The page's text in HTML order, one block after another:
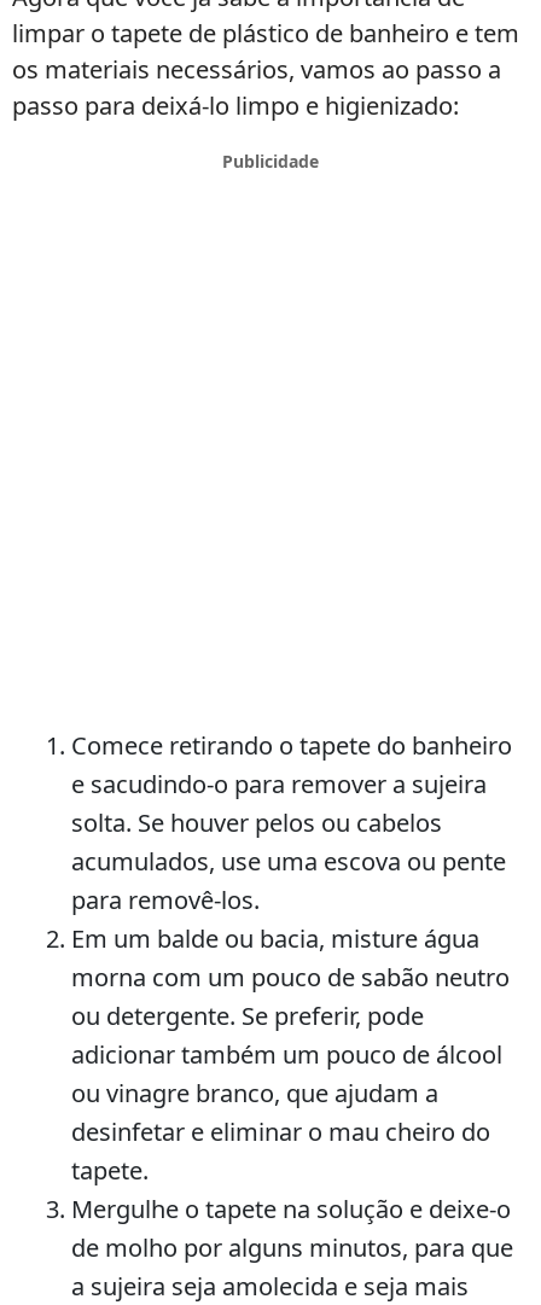
limpar o tapete de plástico de banheiro e tem
os materiais necessários, vamos ao passo a
passo para deixá-lo limpo e higienizado:
Comece retirando o tapete do banheiro
e sacudindo-o para remover a sujeira
solta. Se houver pelos ou cabelos
acumulados, use uma escova ou pente
para removê-los.
Em um balde ou bacia, misture água
morna com um pouco de sabão neutro
ou detergente. Se preferir, pode
adicionar também um pouco de álcool
ou vinagre branco, que ajudam a
desinfetar e eliminar o mau cheiro do
tapete.
Mergulhe o tapete na solução e deixe-o
de molho por alguns minutos, para que
a sujeira seja amolecida e seja mais